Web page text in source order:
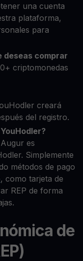
una cuenta
plataforma,
para
deseas comprar
criptomonedas
creará
del registro.
es
Simplemente
métodos de pago
, como tarjeta de
REP de forma
de